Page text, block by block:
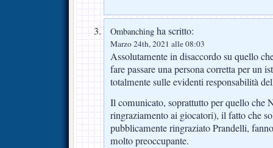
Ombanching ha scritto:
Marzo 24th, 2021 alle 08:03
Assolutamente in disaccordo su quello
fare passare una persona corretta per un
totalmente sulle evidenti responsabilità
Il comunicato, soprattutto per quello che
ringraziamento ai giocatori), il fatto che
pubblicamente ringraziato Prandelli,
molto preoccupante.